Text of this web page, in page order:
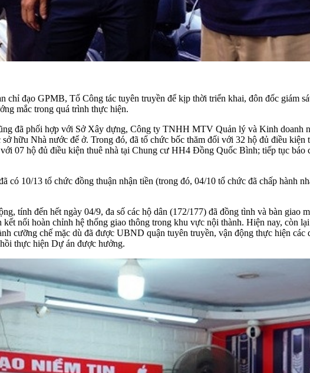
chỉ đạo GPMB, Tổ Công tác tuyên truyền để kịp thời triển khai, đôn đốc giám
mắc trong quá trình thực hiện.
đã phối hợp với Sở Xây dựng, Công ty TNHH MTV Quản lý và Kinh doanh
hữu Nhà nước để ở. Trong đó, đã tổ chức bốc thăm đối với 32 hộ đủ điều
07 hộ đủ điều kiện thuê nhà tại Chung cư HH4 Đồng Quốc Bình; tiếp tục
có 10/13 tổ chức đồng thuận nhận tiền (trong đó, 04/10 tổ chức đã chấp hành
tính đến hết ngày 04/9, đa số các hộ dân (172/177) đã đồng tình và bàn giao
nối hoàn chỉnh hệ thống giao thông trong khu vực nội thành. Hiện nay, còn
cưỡng chế mặc dù đã được UBND quận tuyên truyền, vận động thực hiện
thực hiện Dự án được hưởng.